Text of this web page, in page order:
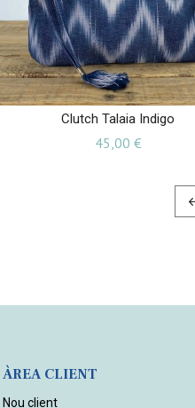
Clutch Talaia Indigo
45,00 €Preu
ÀREA CLIENT
Nou client